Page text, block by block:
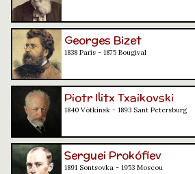
Georges Bizet
1838 París - 1875 Bougival
Piotr Ilitx Txaikovski
1840 Vótkinsk - 1893 Sant Petersburg
Serguei Prokófiev
1891 Sontsovka - 1953 Moscou